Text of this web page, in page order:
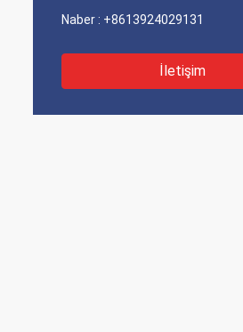
Naber : +8613924029131
İletişim